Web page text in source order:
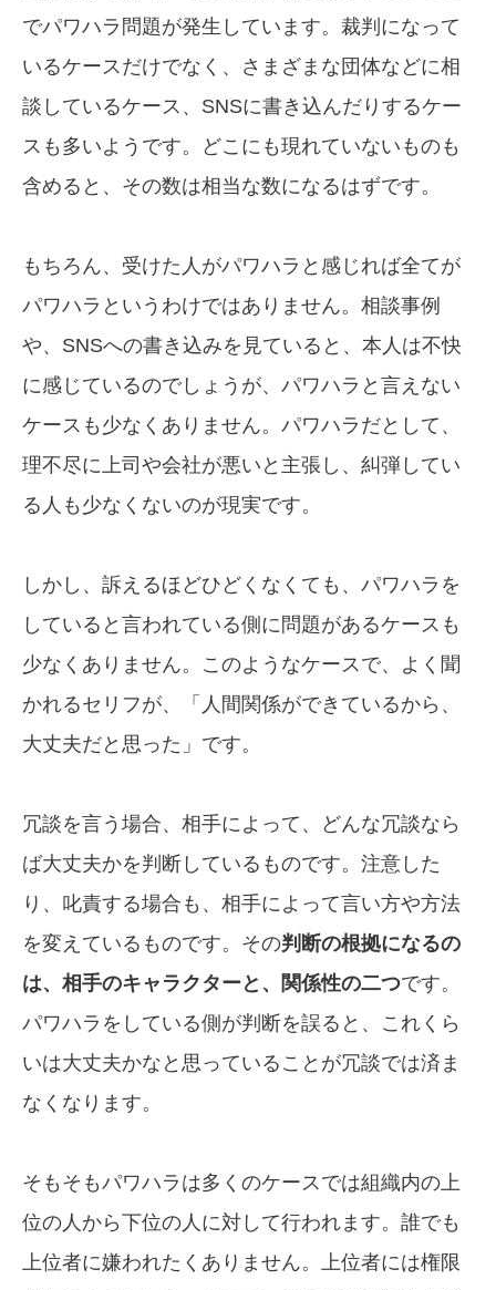
でパワハラ問題が発生しています。裁判になって
いるケースだけでなく、さまざまな団体などに相
談しているケース、SNSに書き込んだりするケー
スも多いようです。どこにも現れていないものも
含めると、その数は相当な数になるはずです。
もちろん、受けた人がパワハラと感じれば全てが
パワハラというわけではありません。相談事例
や、SNSへの書き込みを見ていると、本人は不快
に感じているのでしょうが、パワハラと言えない
ケースも少なくありません。パワハラだとして、
理不尽に上司や会社が悪いと主張し、糾弾してい
る人も少なくないのが現実です。
しかし、訴えるほどひどくなくても、パワハラを
していると言われている側に問題があるケースも
少なくありません。このようなケースで、よく聞
かれるセリフが、「人間関係ができているから、
大丈夫だと思った」です。
冗談を言う場合、相手によって、どんな冗談なら
ば大丈夫かを判断しているものです。注意した
り、叱責する場合も、相手によって言い方や方法
を変えているものです。その判断の根拠になるの
は、相手のキャラクターと、関係性の二つです。
パワハラをしている側が判断を誤ると、これくら
いは大丈夫かなと思っていることが冗談では済ま
なくなります。
そもそもパワハラは多くのケースでは組織内の上
位の人から下位の人に対して行われます。誰でも
上位者に嫌われたくありません。上位者には権限